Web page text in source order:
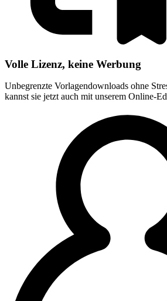
Volle Lizenz, keine Werbung
Unbegrenzte Vorlagendownloads ohne
kannst sie jetzt auch mit unserem Online-